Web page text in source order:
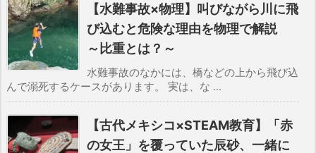
【水難事故×物理】叫びながら川に飛
び込むと危険な理由を物理で解説
～比重とは？～
水難事故のなかには、橋などの上から飛び込
んで溺死するケースがあります。 実は、な ...
【古代メキシコ×STEAM教育】「赤
の女王」を覆っていた辰砂、一緒に